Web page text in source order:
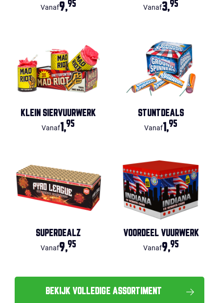
Vanaf9,95 Vanaf3,95
KLEIN SIERVUURWERK
Vanaf1,95
STUNTDEALS
Vanaf1,95
SUPERDEALZ
Vanaf9,95
VOORDEEL VUURWERK
Vanaf9,95
BEKIJK VOLLEDIGE ASSORTIMENT